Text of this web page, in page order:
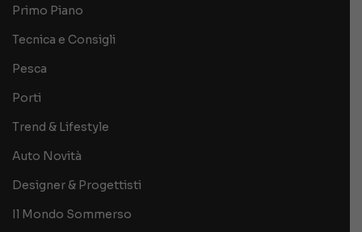
Primo Piano
Tecnica e Consigli
Pesca
Porti
Trend & Lifestyle
Auto Novità
Designer & Progettisti
Il Mondo Sommerso